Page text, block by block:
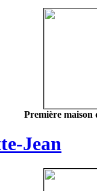
Première maison
Jean